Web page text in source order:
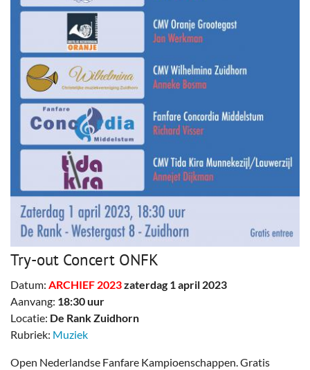
Try-out Concert ONFK
Datum: ARCHIEF 2023zaterdag 1 april 2023
Aanvang: 18:30 uur
Locatie: De Rank Zuidhorn
Rubriek: Muziek
Open Nederlandse Fanfare Kampioenschappen. Gratis